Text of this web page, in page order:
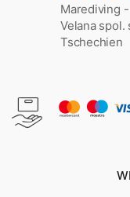
Marediving
Velana spol.
Tschechien